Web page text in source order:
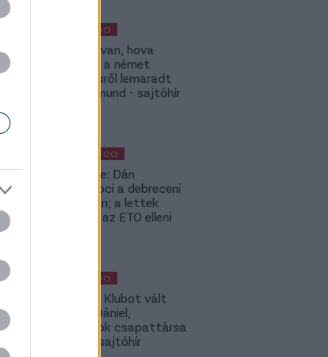
MAGYAR FOCI
ETO: Megvan, hova
igazolhat a német
szerződésről lemaradt
Tóth Rajmund - sajtóhír
KÜLFÖLDI FOCI
Lapszemle: Dán
szambafoci a debreceni
szaunában; a lettek
kevesellik az ETO elleni
MAGYAR FOCI
Légiósok: Klubot vált
Gazdag Dániel,
világbajnok csapattársa
is lehet - sajtóhír